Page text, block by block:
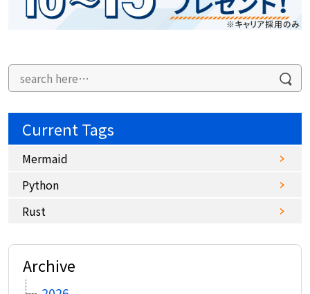
Current Tags
Mermaid
Python
Rust
Archive